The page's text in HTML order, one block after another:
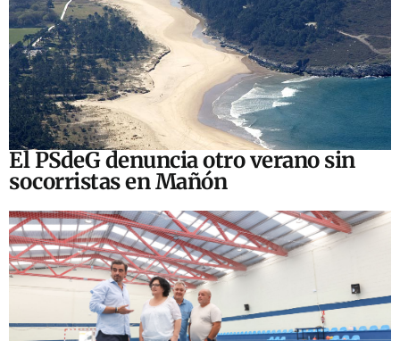
El PSdeG denuncia otro verano sin
socorristas en Mañón